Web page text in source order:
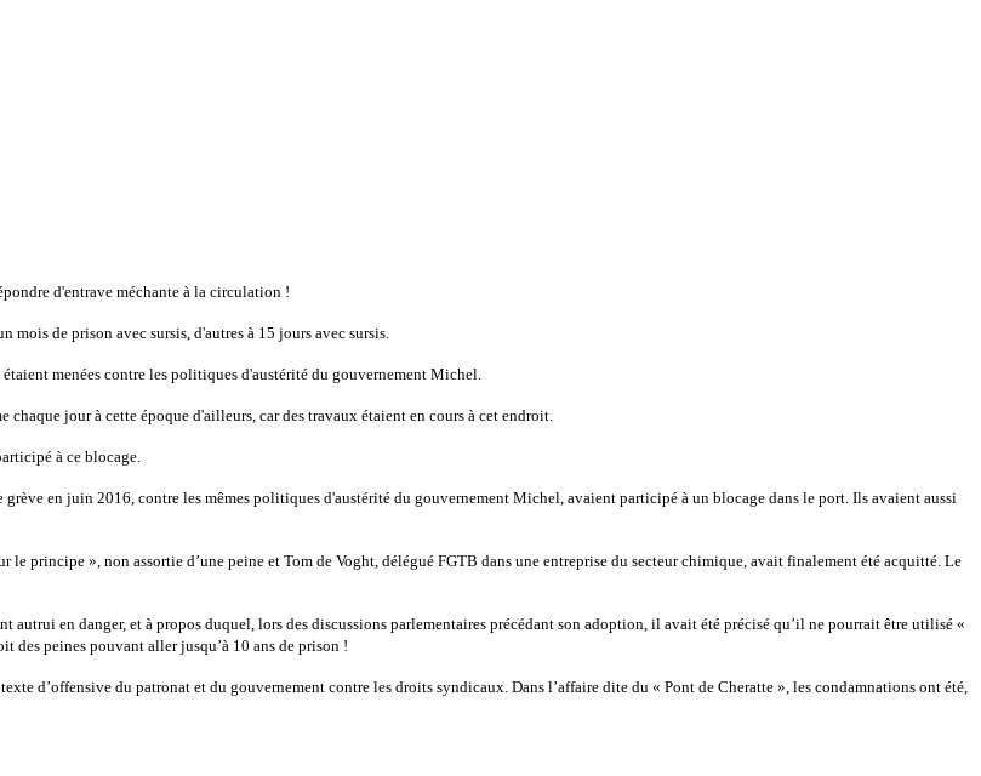
d'entrave méchante à la circulation !
de prison avec sursis, d'autres à 15 jours avec sursis.
menées contre les politiques d'austérité du gouvernement Michel.
jour à cette époque d'ailleurs, car des travaux étaient en cours à cet endroit.
à ce blocage.
en juin 2016, contre les mêmes politiques d'austérité du gouvernement Michel, avaient participé à un blocage dans le port. Ils avaient aussi
principe », non assortie d’une peine et Tom de Voght, délégué FGTB dans une entreprise du secteur chimique, avait finalement été acquitté. Le
en danger, et à propos duquel, lors des discussions parlementaires précédant son adoption, il avait été précisé qu’il ne pourrait être utilisé «
des peines pouvant aller jusqu’à 10 ans de prison !
d’offensive du patronat et du gouvernement contre les droits syndicaux. Dans l’affaire dite du « Pont de Cheratte », les condamnations ont été,